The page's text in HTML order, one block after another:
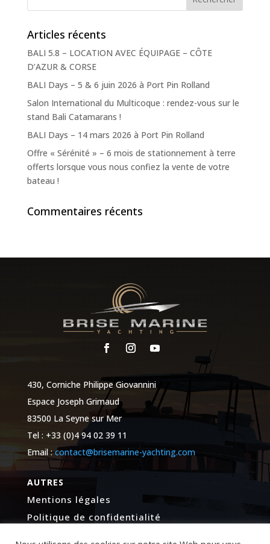
Articles récents
BALI 5.8 – LOCATION AVEC ÉQUIPAGE – CÔTE
D’AZUR & CORSE
BALI Days – 5 & 6 juin 2026 à Port Pin Rolland
Salon International du Multicoque : rendez-vous sur le
stand Bali Catamarans !
BALI Days – 14 mars 2026 à Port Pin Rolland
Offre « Sérénité » – 6 mois de stationnement à terre
offerts lorsque vous nous confiez la vente de votre
bateau !
Commentaires récents
430, Corniche Philippe Giovannini
Espace Joseph Grimaud
83500 La Seyne sur Mer
Tel : +33 (0)4 94 02 39 11
Email :contact@brisemarine-yachting.com
AUTRES
Mentions légales
Politique de confidentialité